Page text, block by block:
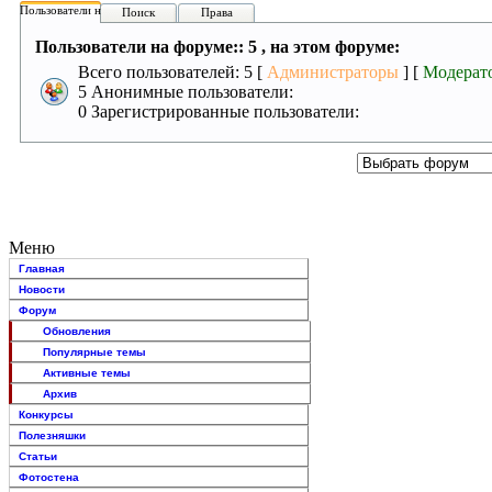
Пользователи на форуме:
Поиск Права
Пользователи на форуме:: 5 , на этом форуме:
Всего пользователей: 5 [ Администраторы ] [
5 Анонимные пользователи:
0 Зарегистрированные пользователи:
Меню
Главная
Новости
Форум
Обновления
Популярные темы
Активные темы
Архив
Конкурсы
Полезняшки
Статьи
Фотостена